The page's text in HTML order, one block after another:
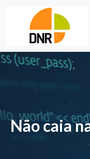
Não caia